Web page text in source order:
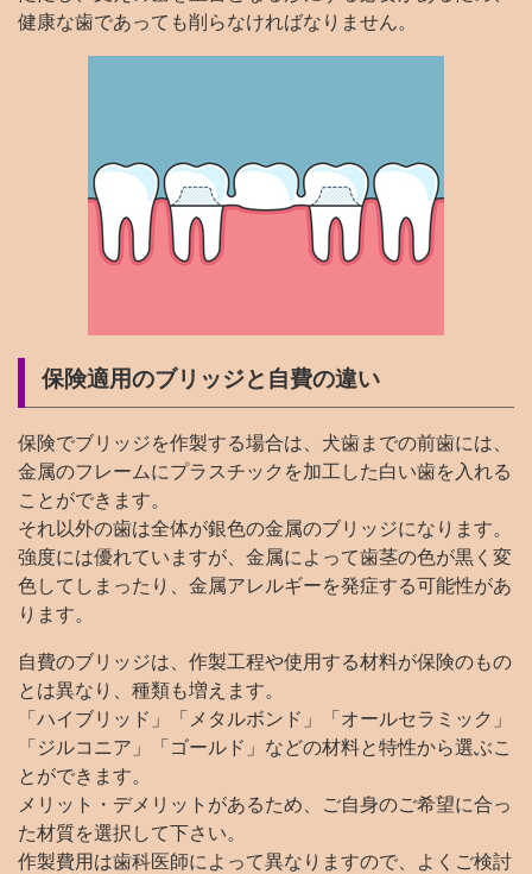
健康な歯であっても削らなければなりません。
保険適用のブリッジと自費の違い
保険でブリッジを作製する場合は、犬歯までの前歯には、
金属のフレームにプラスチックを加工した白い歯を入れる
ことができます。
それ以外の歯は全体が銀色の金属のブリッジになります。
強度には優れていますが、金属によって歯茎の色が黒く変
色してしまったり、金属アレルギーを発症する可能性があ
ります。
自費のブリッジは、作製工程や使用する材料が保険のもの
とは異なり、種類も増えます。
「ハイブリッド」「メタルボンド」「オールセラミック」
「ジルコニア」「ゴールド」などの材料と特性から選ぶこ
とができます。
メリット・デメリットがあるため、ご自身のご希望に合っ
た材質を選択して下さい。
作製費用は歯科医師によって異なりますので、よくご検討